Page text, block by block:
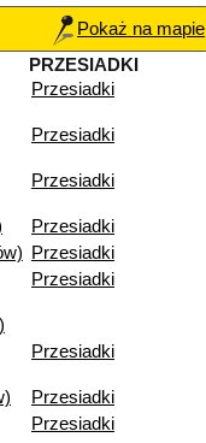
Pokaż na mapie
PRZESIADKI
Przesiadki
Przesiadki
Przesiadki
Przesiadki
Przesiadki
Przesiadki
Przesiadki
Przesiadki
Przesiadki